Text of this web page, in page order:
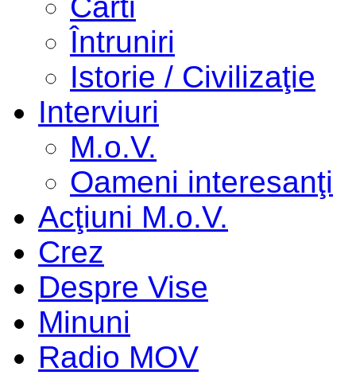
Întruniri
Istorie / Civilizaţie
Interviuri
M.o.V.
Oameni interesanţi
Acţiuni M.o.V.
Crez
Despre Vise
Minuni
Radio MOV